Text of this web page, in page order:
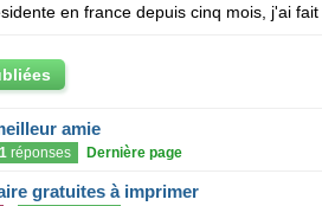
amie
réponses Dernière page
gratuites à imprimer